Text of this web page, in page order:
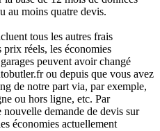
au moins quatre devis.
tous les autres frais
réels, les économies
peuvent avoir changé
ou depuis que vous avez
de notre part via, par exemple,
ou hors ligne, etc. Par
demande de devis sur
économies actuellement